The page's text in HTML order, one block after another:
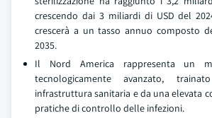
crescendo dai 3 miliardi di USD del
crescerà a un tasso annuo composto
2035.
Il Nord America rappresenta un
tecnologicamente avanzato,
infrastruttura sanitaria e da una elevata
pratiche di controllo delle infezioni.